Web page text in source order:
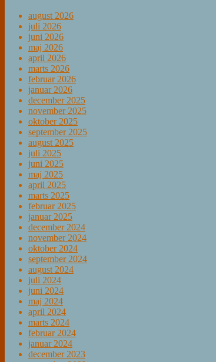
august 2026
juli 2026
juni 2026
maj 2026
april 2026
marts 2026
februar 2026
januar 2026
december 2025
november 2025
oktober 2025
september 2025
august 2025
juli 2025
juni 2025
maj 2025
april 2025
marts 2025
februar 2025
januar 2025
december 2024
november 2024
oktober 2024
september 2024
august 2024
juli 2024
juni 2024
maj 2024
april 2024
marts 2024
februar 2024
januar 2024
december 2023